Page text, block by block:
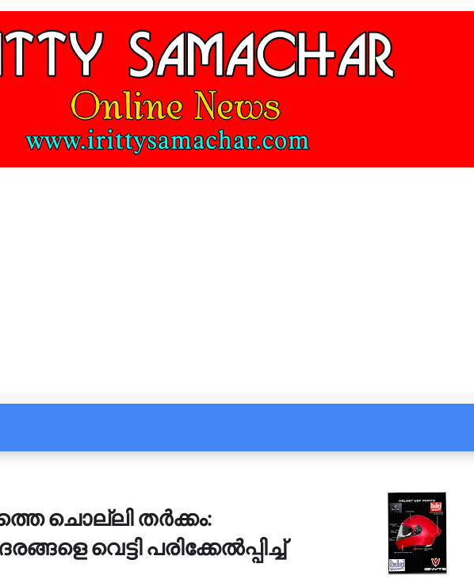
ചൊല്ലി തര്‍ക്കം:
വെട്ടി പരിക്കേല്‍പ്പിച്ച്